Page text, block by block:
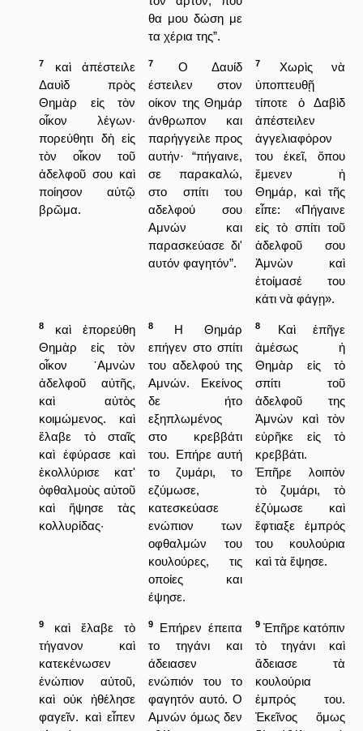
θα μου δώση με
τα χέρια της”.
7
καὶ ἀπέστειλε
Δαυὶδ πρὸς
Θημὰρ εἰς τὸν
οἶκον λέγων·
πορεύθητι δὴ εἰς
τὸν οἶκον τοῦ
ἀδελφοῦ σου καὶ
ποίησον αὐτῷ
βρῶμα.
7
Ο Δαυίδ
έστειλεν στον
οίκον της Θημάρ
άνθρωπον και
παρήγγειλε προς
αυτήν· “πήγαινε,
σε παρακαλώ,
στο σπίτι του
αδελφού σου
Αμνών και
παρασκεύασε δι'
αυτόν φαγητόν”.
7
Χωρὶς νὰ
ὑποπτευθῇ
τίποτε ὁ Δαβὶδ
ἀπέστειλεν
ἀγγελιαφόρον
του ἐκεῖ, ὅπου
ἔμενεν ἡ
Θημάρ, καὶ τῆς
εἶπε: «Πήγαινε
εἰς τὸ σπίτι τοῦ
ἀδελφοῦ σου
Ἀμνὼν καὶ
ἐτοίμασέ του
κάτι νὰ φάγῃ».
8
καὶ ἐπορεύθη
Θημὰρ εἰς τὸν
οἶκον ᾿Αμνὼν
ἀδελφοῦ αὐτῆς,
καὶ αὐτὸς
κοιμώμενος. καὶ
ἔλαβε τὸ σταῖς
καὶ ἐφύρασε καὶ
ἐκολλύρισε κατ'
ὀφθαλμοὺς αὐτοῦ
καὶ ἥψησε τὰς
κολλυρίδας·
8
Η Θημάρ
επήγεν στο σπίτι
του αδελφού της
Αμνών. Εκείνος
δε ήτο
εξηπλωμένος
στο κρεββάτι
του. Επήρε αυτή
το ζυμάρι, το
εζύμωσε,
κατεσκεύασε
ενώπιον των
οφθαλμών του
κουλούρες, τις
οποίες και
έψησε.
8
Καὶ ἐπῆγε
ἀμέσως ἡ
Θημὰρ εἰς τὸ
σπίτι τοῦ
ἀδελφοῦ της
Ἀμνὼν καὶ τὸν
εὑρῆκε εἰς τὸ
κρεββάτι.
Ἐπῆρε λοιπὸν
τὸ ζυμάρι, τὸ
ἐζύμωσε καὶ
ἔφτιαξε ἐμπρός
του κουλούρια
καὶ τὰ ἔψησε.
9
καὶ ἔλαβε τὸ
τήγανον καὶ
κατεκένωσεν
ἐνώπιον αὐτοῦ,
καὶ οὐκ ἠθέλησε
φαγεῖν. καὶ εἶπεν
9
Επήρεν έπειτα
το τηγάνι και
άδειασεν
ενώπιόν του το
φαγητόν αυτό. Ο
Αμνών όμως δεν
9 Ἐπῆρε κατόπιν
τὸ τηγάνι καὶ
ἄδειασε τὰ
κουλούρια
ἐμπρός του.
Ἐκεῖνος ὅμως